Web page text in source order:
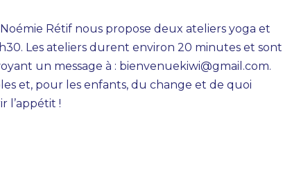
Rétif nous propose deux ateliers yoga et
Les ateliers durent environ 20 minutes et sont
un message à : bienvenuekiwi@gmail.com.
et, pour les enfants, du change et de quoi
l’appétit !